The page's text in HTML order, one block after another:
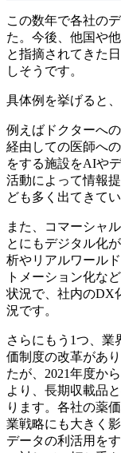
この数年で各社の
た。今後、他国や
と指摘されてきた
しそうです。
具体例を挙げると、
例えばドクターへ
経由しての医師へ
をする施設をAIや
活動によって情報
ども多く出てきてい
また、コマーシャ
とにもデジタル化
析やリアルワール
トメーション化な
状況で、社内のDX
況です。
さらにもう1つ、業
価制度の改革があ
たが、2021年度か
より、長期収載品
ります。各社の薬
業戦略にも大きく
データの利活用を